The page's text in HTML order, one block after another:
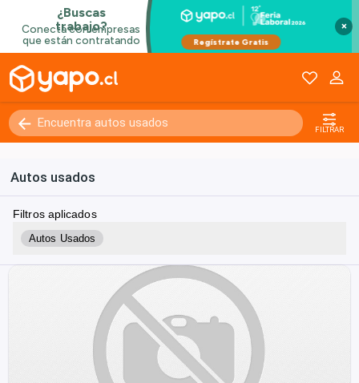
×
FILTRAR
Autos usados
Filtros aplicados
Autos Usados